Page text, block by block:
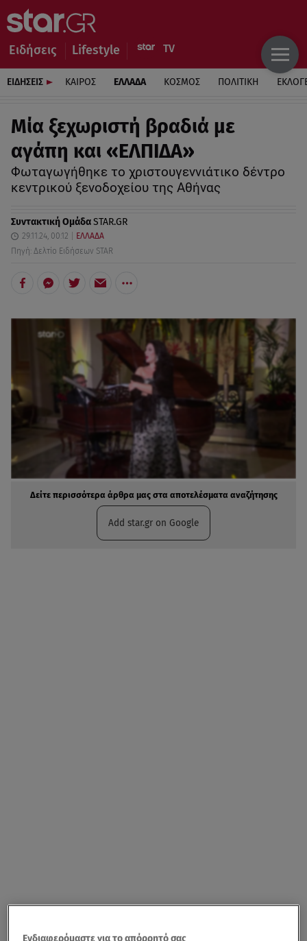
Ειδήσεις Lifestyle
ΕΙΔΗΣΕΙΣ ΚΑΙΡΟΣ ΕΛΛΑΔΑ ΚΟΣΜΟΣ ΠΟΛΙΤΙΚΗ
Μία ξεχωριστή βραδιά με
αγάπη και «ΕΛΠΙΔΑ»
Φωταγωγήθηκε το χριστουγεννιάτικο δέντρο
κεντρικού ξενοδοχείου της Αθήνας
Συντακτική ΟμάδαSTAR.GR
29.11.24, 00:12
ΕΛΛΑΔΑ
Πηγή: Δελτίο Ειδήσεων STAR
Δείτε περισσότερα άρθρα μας στα αποτελέσματα αναζήτησης
Add star.gr on Google
Ενδιαφερόμαστε για το απόρρητό σας